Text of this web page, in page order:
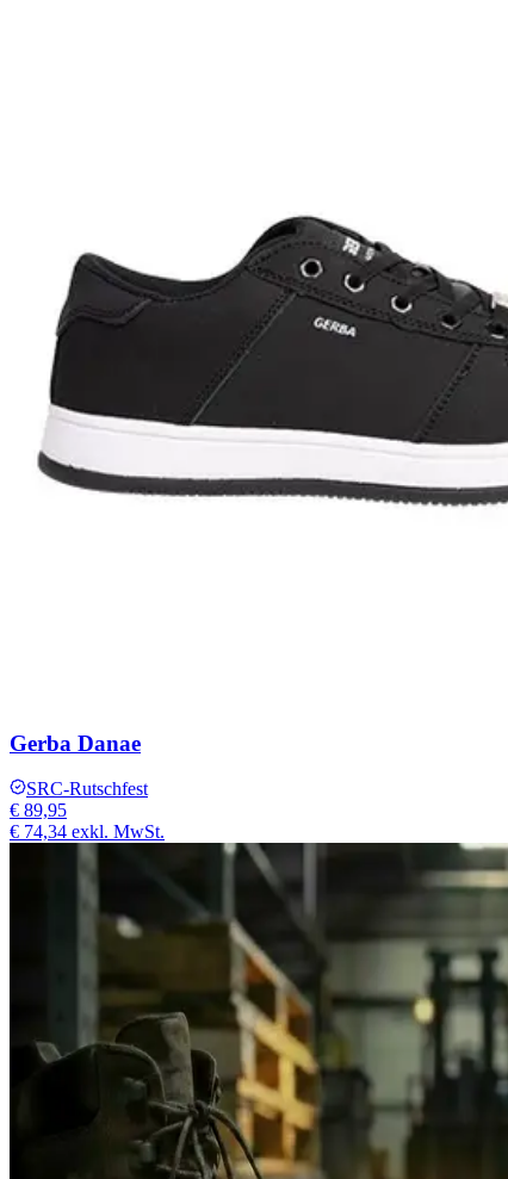
Gerba Danae
SRC-Rutschfest
€ 89,95
€ 74,34 exkl. MwSt.